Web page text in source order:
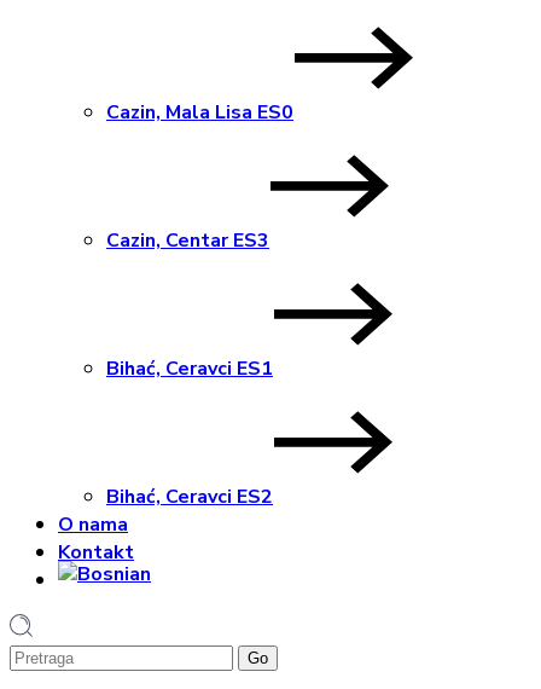
Cazin, Mala Lisa ES0
Cazin, Centar ES3
Bihać, Ceravci ES1
Bihać, Ceravci ES2
O nama
Kontakt
1